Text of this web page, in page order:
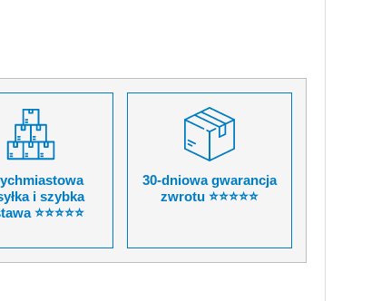
i szybka
⭐⭐⭐⭐⭐
30-dniowa gwarancja
zwrotu ⭐⭐⭐⭐⭐